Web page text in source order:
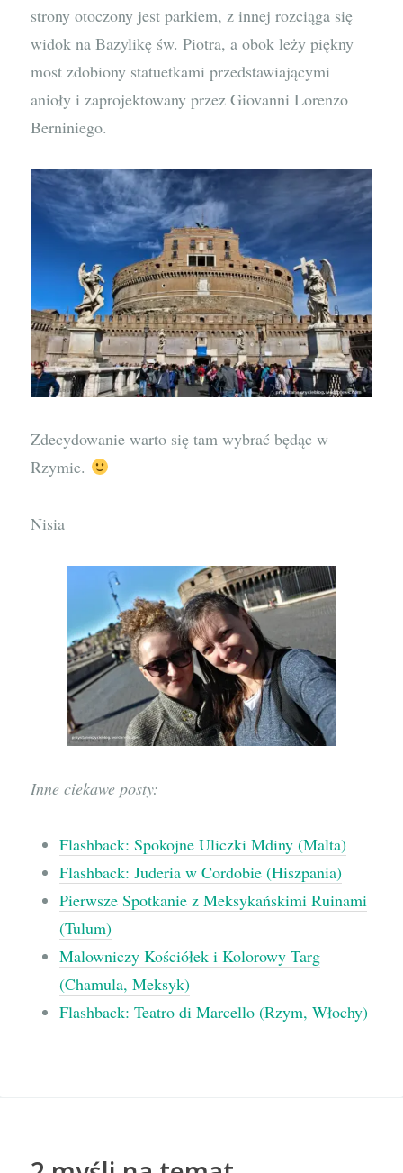
strony otoczony jest parkiem, z innej rozciąga się
widok na Bazylikę św. Piotra, a obok leży piękny
most zdobiony statuetkami przedstawiającymi
anioły i zaprojektowany przez Giovanni Lorenzo
Berniniego.
Zdecydowanie warto się tam wybrać będąc w
Rzymie.
Nisia
Inne ciekawe posty:
Flashback: Spokojne Uliczki Mdiny (Malta)
Flashback: Juderia w Cordobie (Hiszpania)
Pierwsze Spotkanie z Meksykańskimi Ruinami
(Tulum)
Malowniczy Kościółek i Kolorowy Targ
(Chamula, Meksyk)
Flashback: Teatro di Marcello (Rzym, Włochy)